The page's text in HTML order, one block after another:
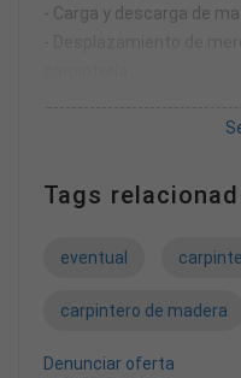
- Carga y descarga de
- Uso de maquinaria de
- Carnet B1
Tags
eventual
carpintero de madera
Denunciar oferta